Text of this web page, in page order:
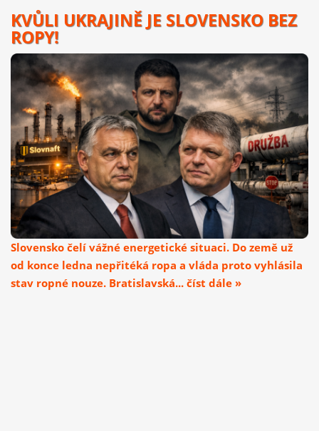
KVŮLI UKRAJINĚ JE SLOVENSKO BEZ
ROPY!
Slovensko čelí vážné energetické situaci. Do země už
od konce ledna nepřitéká ropa a vláda proto vyhlásila
stav ropné nouze. Bratislavská... číst dále »